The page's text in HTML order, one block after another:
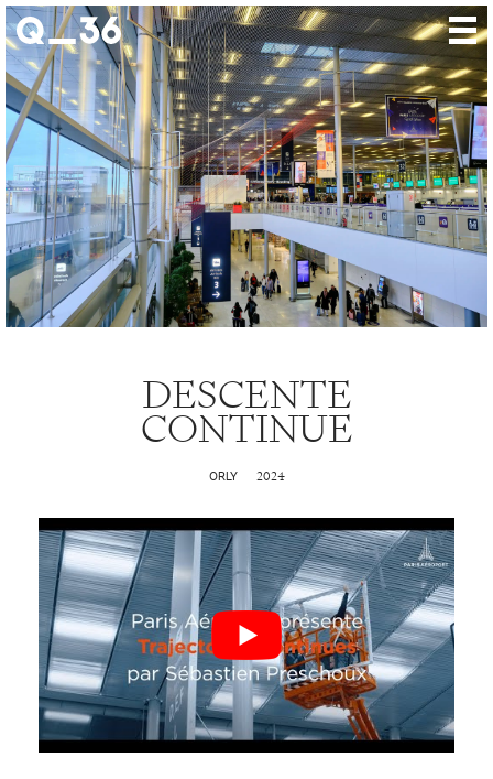
Nos créations
Nos talents
Où nous trouver
Nos expositions
À propos
Presse
DESCENTE
CONTINUE
ORLY 2024